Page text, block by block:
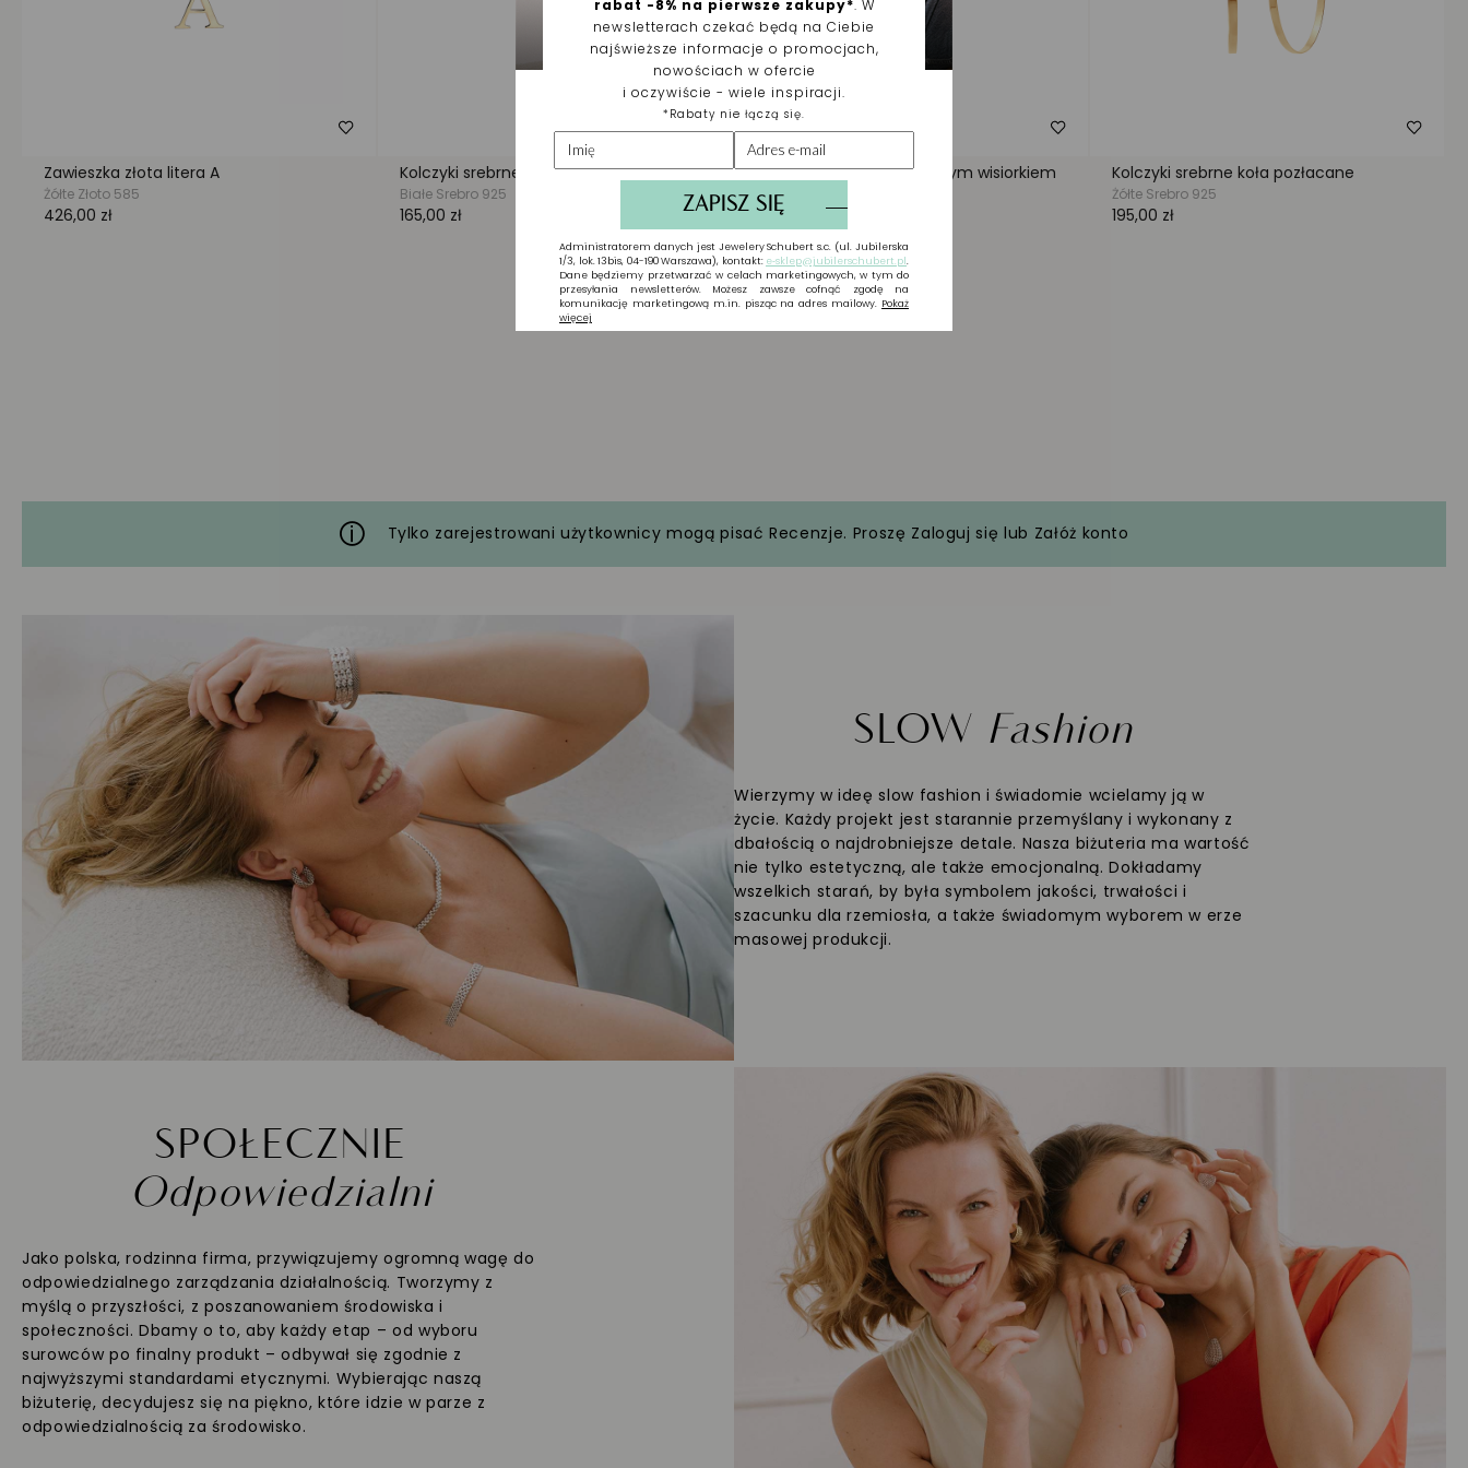
Tylko zarejestrowani użytkownicy mogą pisać Recenzje. Proszę Zaloguj się lub Załóż konto
SLOW Fashion
Wierzymy w ideę slow fashion i świadomie wcielamy ją w
życie. Każdy projekt jest starannie przemyślany i wykonany z
dbałością o najdrobniejsze detale. Nasza biżuteria ma wartość
nie tylko estetyczną, ale także emocjonalną. Dokładamy
wszelkich starań, by była symbolem jakości, trwałości i
szacunku dla rzemiosła, a także świadomym wyborem w erze
masowej produkcji.
SPOŁECZNIE
Odpowiedzialni
Jako polska, rodzinna firma, przywiązujemy ogromną wagę do
odpowiedzialnego zarządzania działalnością. Tworzymy z
myślą o przyszłości, z poszanowaniem środowiska i
społeczności. Dbamy o to, aby każdy etap – od wyboru
surowców po finalny produkt – odbywał się zgodnie z
najwyższymi standardami etycznymi. Wybierając naszą
biżuterię, decydujesz się na piękno, które idzie w parze z
odpowiedzialnością za środowisko.